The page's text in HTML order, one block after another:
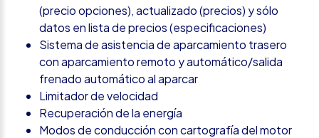
(precio opciones), actualizado (precios) y sólo
datos en lista de precios (especificaciones)
Sistema de asistencia de aparcamiento trasero
con aparcamiento remoto y automático/salida
frenado automático al aparcar
Limitador de velocidad
Recuperación de la energía
Modos de conducción con cartografía del motor